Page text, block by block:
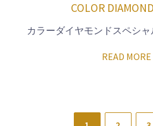
COLOR
カラーダイヤモンドスペシ
READ MORE